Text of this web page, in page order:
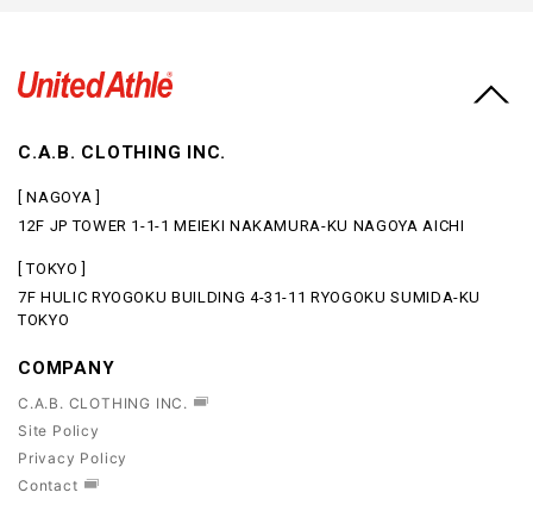
C.A.B. CLOTHING INC.
[ NAGOYA ]
12F JP TOWER 1-1-1 MEIEKI NAKAMURA-KU NAGOYA AICHI
[ TOKYO ]
7F HULIC RYOGOKU BUILDING 4-31-11 RYOGOKU SUMIDA-KU
TOKYO
COMPANY
C.A.B. CLOTHING INC.
Site Policy
Privacy Policy
Contact